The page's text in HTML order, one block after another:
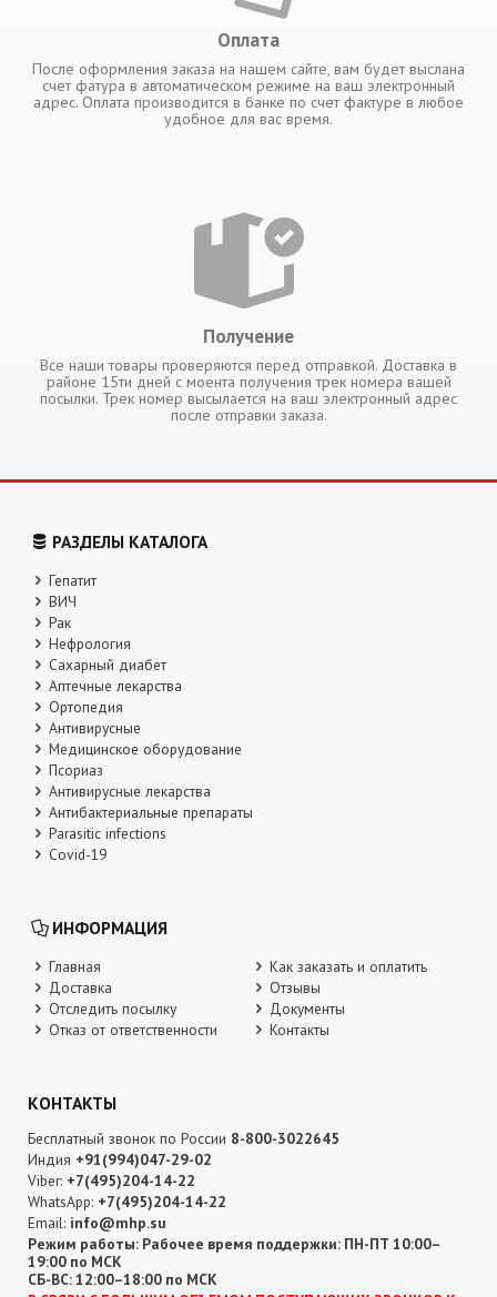
Оплата
После оформления заказа на нашем сайте, вам будет выслана
счет фатура в автоматическом режиме на ваш электронный
адрес. Оплата производится в банке по счет фактуре в любое
удобное для вас время.
Получение
Все наши товары проверяются перед отправкой. Доставка в
районе 15ти дней с моента получения трек номера вашей
посылки. Трек номер высылается на ваш электронный адрес
после отправки заказа.
РАЗДЕЛЫ КАТАЛОГА
Гепатит
ВИЧ
Рак
Нефрология
Сахарный диабет
Аптечные лекарства
Ортопедия
Антивирусные
Медицинское оборудование
Псориаз
Антивирусные лекарства
Антибактериальные препараты
Parasitic infections
Covid-19
ИНФОРМАЦИЯ
Главная
Как заказать и оплатить
Доставка
Отзывы
Отследить посылку
Документы
Отказ от ответственности
Контакты
КОНТАКТЫ
Бесплатный звонок по России 8-800-3022645
Индия +91(994)047-29-02
Viber: +7(495)204-14-22
WhatsApp: +7(495)204-14-22
Email: info@mhp.su
Режим работы: Рабочее время поддержки: ПН-ПТ 10:00–
19:00 по МСК
СБ-ВС: 12:00–18:00 по МСК